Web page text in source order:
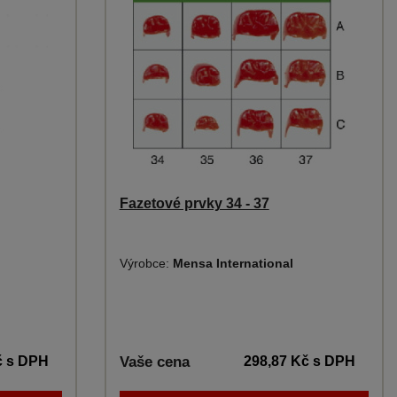
s DPH
Fazetové prvky 34 - 37
Výrobce: Mensa International
Vaše cena 298,87 Kč s DPH